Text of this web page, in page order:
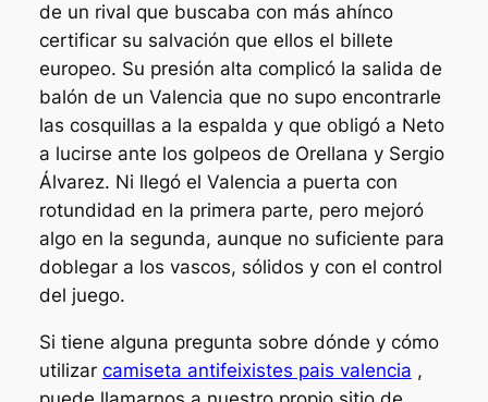
de un rival que buscaba con más ahínco
certificar su salvación que ellos el billete
europeo. Su presión alta complicó la salida de
balón de un Valencia que no supo encontrarle
las cosquillas a la espalda y que obligó a Neto
a lucirse ante los golpeos de Orellana y Sergio
Álvarez. Ni llegó el Valencia a puerta con
rotundidad en la primera parte, pero mejoró
algo en la segunda, aunque no suficiente para
doblegar a los vascos, sólidos y con el control
del juego.
Si tiene alguna pregunta sobre dónde y cómo
utilizar camiseta antifeixistes pais valencia ,